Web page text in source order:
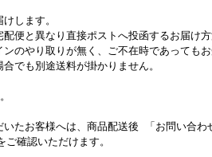
します。
配便と異なり直接ポストへ投函するお届け方
のやり取りが無く、ご不在時であってもお
でも別途送料が掛かりません。
たお客様へは、商品配送後 「お問い合わ
ご確認いただけます。